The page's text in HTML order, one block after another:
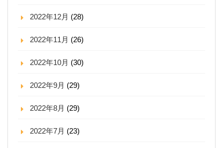
2022年12月 (28)
2022年11月 (26)
2022年10月 (30)
2022年9月 (29)
2022年8月 (29)
2022年7月 (23)